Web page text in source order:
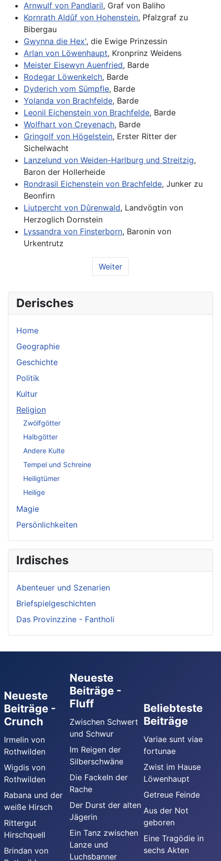
Derisches
Home
Geographie
Geschichte
Politik
Kultur
Religion
Zwölfgötter
Halbgötter
Andere Kulte
Tempel und Schreine
Heiligtümer
Heilige
Magie
Persönlichkeiten
Irdisches
Abenteuer und Szenarien
Briefspielgeschichten
Das Provinzzine - Fantholi
Arnwulf von Pandlaril, Graf von Baliho
Kornrath Aldûf von Hohenstein, Pfalzgraf zu
Bibergau
Gwynna die Hex', die Ewige Prinzessin
Arlan von Löwenhaupt, Kronprinz Weidens
Meister Eisewyn Auenfried, Barde
Rodegar Löwenkelch, Barde
Dyderich vom Sümpfle, Barde
Yolanda von Brachfelde, Barde
Leonil Eichenstein von Brachfelde, Barde
Wolfhart von Creyenach, Barde
Gringolf von Högelstein, Erster Ritter der
Sichelwacht
Lanzelund von Weiden-Harlburg und Streitzig,
Baron der Hollerheide
Rondrasil Eichenstein von Brachfelde, Junker zu
Beonfirn
Liutpercht von Dûrenwald, Landvögtin von
Herzoglich Dornstein
Lyssandra von Finsterborn, Baronin von
Urkentrutz
Weiter
Neueste
Beiträge -
Crunch
Irmelin von
Rothwilden
Wigdis von
Rothwilden
Rabana und der
weiße Hirsch
Rittergut
Hirschquell
Brindan von
Neueste
Beiträge -
Fluff
Zwischen Schwert
und Schwur
Im Reigen der
Silberschwäne
Die Fackeln der
Rache
Der Durst der alten
Jägerin
Ein Tanz zwischen
Lanze und
Luchsbanner
Beliebteste
Beiträge
Variae sunt viae
fortunae
Zwist im Hause
Löwenhaupt
Getreue Feinde
Aus der Not
geboren
Eine Tragödie in
sechs Akten